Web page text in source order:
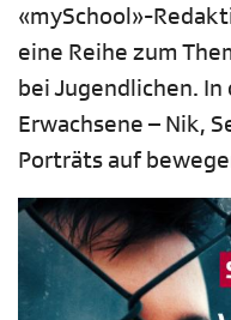
«mySchool»-
eine Reihe zum
bei Jugendlichen.
Erwachsene – Nik,
Porträts auf